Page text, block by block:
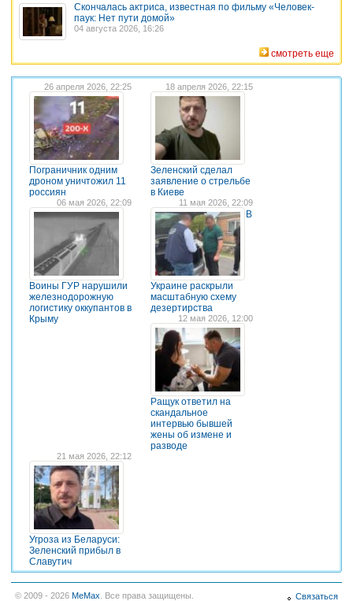
Скончалась актриса, известная по фильму «Человек-
паук: Нет пути домой»
04 августа 2026, 16:26
смотреть еще
26 апреля 2026, 22:25
Пограничник одним
дроном уничтожил 11
россиян
18 апреля 2026, 22:15
Зеленский сделал
заявление о стрельбе
в Киеве
06 мая 2026, 22:09
Воины ГУР нарушили
железнодорожную
логистику оккупантов в
Крыму
11 мая 2026, 22:09
В
Украине раскрыли
масштабную схему
дезертирства
12 мая 2026, 12:00
Ращук ответил на
скандальное
интервью бывшей
жены об измене и
разводе
21 мая 2026, 22:12
Угроза из Беларуси:
Зеленский прибыл в
Славутич
© 2009 - 2026 MeMax . Все права защищены.
Связаться